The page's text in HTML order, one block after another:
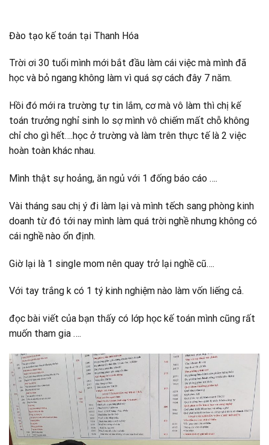
Đào tạo kế toán tại Thanh Hóa
Trời ơi 30 tuổi mình mới bắt đầu làm cái việc mà mình đã
học và bỏ ngang không làm vì quá sợ cách đây 7 năm.
Hồi đó mới ra trường tự tin lắm, cơ mà vô làm thì chị kế
toán trưởng nghỉ sinh lo sợ mình vô chiếm mất chỗ không
chỉ cho gì hết….học ở trường và làm trên thực tế là 2 việc
hoàn toàn khác nhau.
Mình thật sự hoảng, ăn ngủ với 1 đống báo cáo ….
Vài tháng sau chị ý đi làm lại và mình tếch sang phòng kinh
doanh từ đó tới nay mình làm quá trời nghề nhưng không có
cái nghề nào ổn định.
Giờ lại là 1 single mom nên quay trở lại nghề cũ….
Với tay trắng k có 1 tý kinh nghiệm nào làm vốn liếng cả.
đọc bài viết của bạn thấy có lớp học kế toán mình cũng rất
muốn tham gia ….